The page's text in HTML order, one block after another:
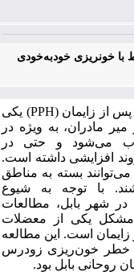
خونریزی خودبه‌خودی
از زایمان ( PPH) یکی
مادران، به ویژه در
می‌شود و حتی در
افزایشی داشته است.
بسته به مناطق
با توجه به شیوع
شهر بابل، مطالعات
یکی از معضلات
است. این مطالعه
خطر خون‌ریزی زودرس
روحانی بابل بود.